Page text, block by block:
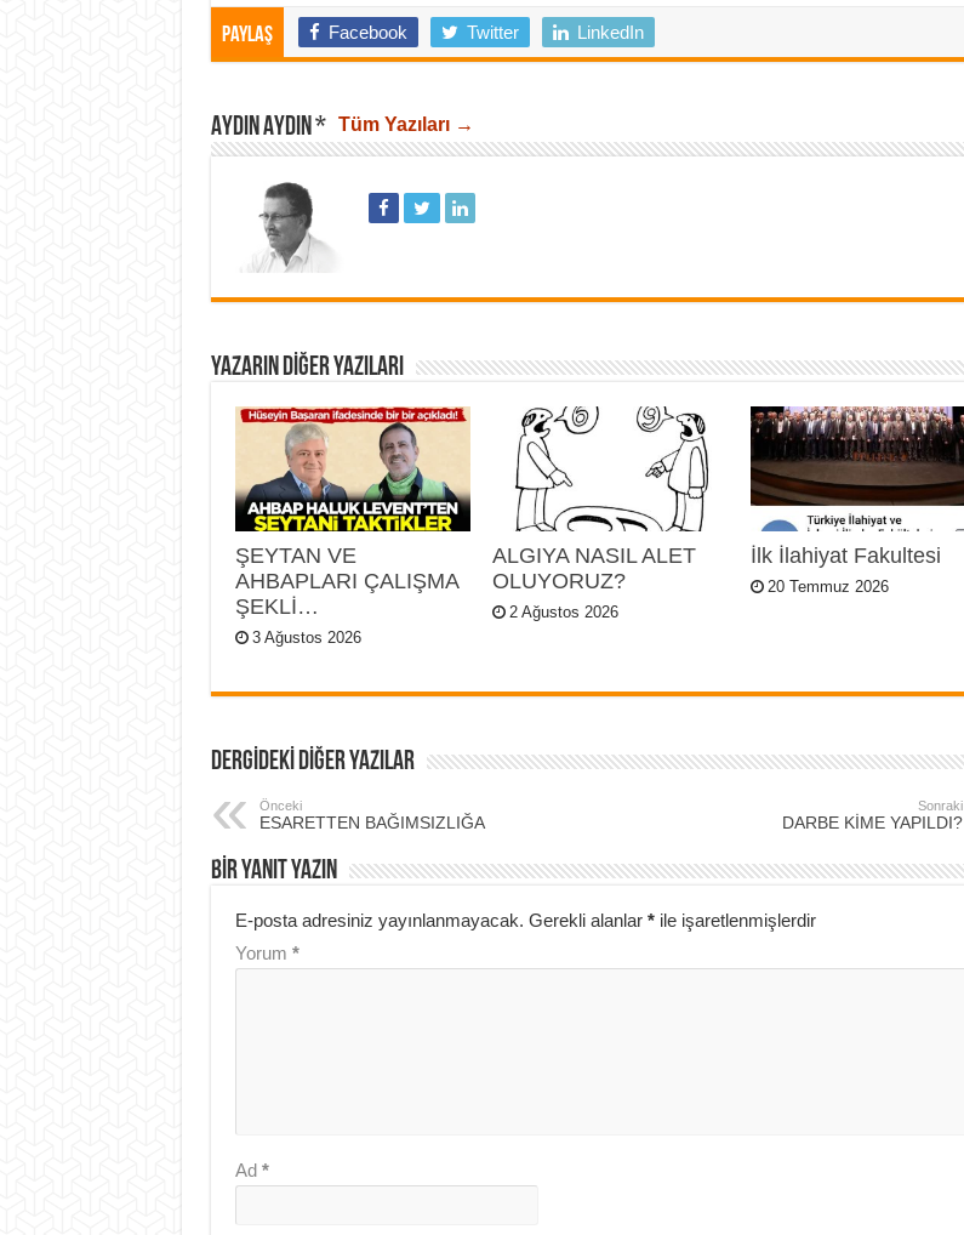
Paylaş Facebook Twitter LinkedIn
AYDIN AYDIN * Tüm Yazıları →
YAZARIN DIĞER YAZILARI
ŞEYTAN VE
AHBAPLARI ÇALIŞMA
ŞEKLİ…
3 Ağustos 2026
ALGIYA NASIL ALET
OLUYORUZ?
2 Ağustos 2026
İlk İlahiyat Fakultesi
20 Temmuz 2026
DERGİDEKİ DİĞER YAZILAR
Önceki
ESARETTEN BAĞIMSIZLIĞA
Sonraki
DARBE KİME YAPILDI?
BIR YANIT YAZIN
E-posta adresiniz yayınlanmayacak. Gerekli alanlar *ile işaretlenmişlerdir
Yorum *
Ad *